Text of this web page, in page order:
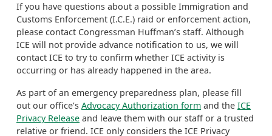
If you have questions about a possible Immigration and
Customs Enforcement (I.C.E.) raid or enforcement action,
please contact Congressman Huffman’s staff. Although
ICE will not provide advance notification to us, we will
contact ICE to try to confirm whether ICE activity is
occurring or has already happened in the area.
As part of an emergency preparedness plan, please fill
out our office’s Advocacy Authorization form and the ICE
Privacy Release and leave them with our staff or a trusted
relative or friend. ICE only considers the ICE Privacy